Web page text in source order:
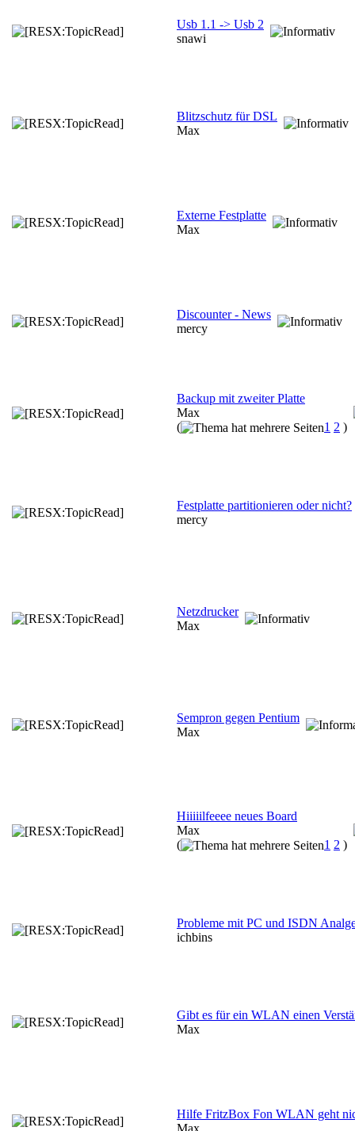
Usb 1.1 -> Usb 2
snawi
Blitzschutz für DSL
Max
Externe Festplatte
Max
Discounter - News
mercy
Backup mit zweiter Platte
Max
(
1 2 )
Festplatte partitionieren oder nicht?
mercy
Netzdrucker
Max
Sempron gegen Pentium
Max
Hiiiiilfeeee neues Board
Max
(
1 2 )
Probleme mit PC und ISDN
ichbins
Gibt es für ein WLAN einen
Max
Hilfe FritzBox Fon WLAN geht
Max